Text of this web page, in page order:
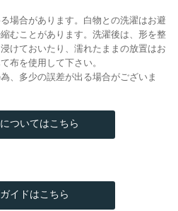
場合があります。白物との洗濯はお避
むことがあります。洗濯後は、形を整
けておいたり、濡れたままの放置はお
布を使用して下さい。
、多少の誤差が出る場合がございま
ついてはこちら
イドはこちら